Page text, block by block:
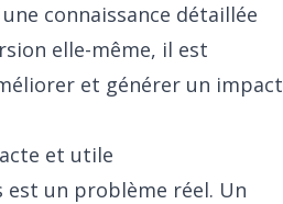
connaissance détaillée
elle-même, il est
et générer un impact
et utile
est un problème réel. Un